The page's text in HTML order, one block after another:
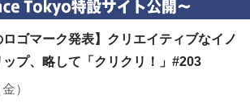
ロゴマーク発表】クリエイティブなイノ
プ、略して「クリクリ！」#203
）